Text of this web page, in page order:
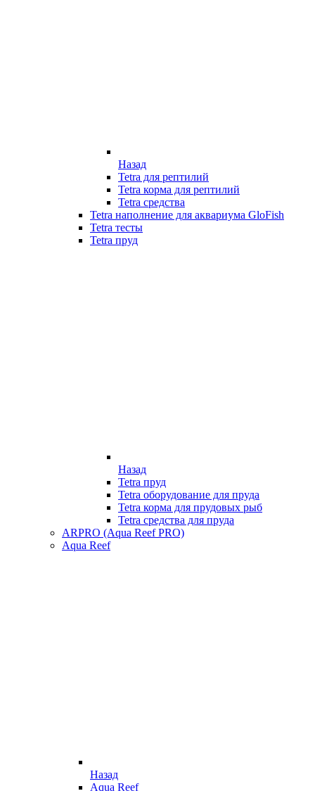
Назад
Tetra для рептилий
Tetra корма для рептилий
Tetra средства
Tetra наполнение для аквариума GloFish
Tetra тесты
Tetra пруд
Назад
Tetra пруд
Tetra оборудование для пруда
Tetra корма для прудовых рыб
Tetra средства для пруда
ARPRO (Aqua Reef PRO)
Aqua Reef
Назад
Aqua Reef